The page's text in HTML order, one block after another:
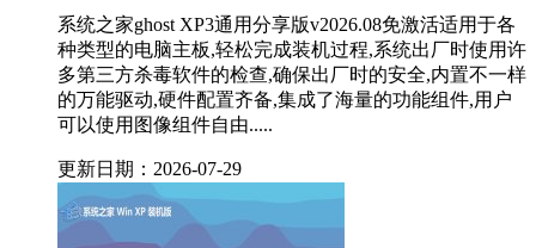
系统之家ghost XP3通用分享版v2026.08免激活适用于各
种类型的电脑主板,轻松完成装机过程,系统出厂时使用许
多第三方杀毒软件的检查,确保出厂时的安全,内置不一样
的万能驱动,硬件配置齐备,集成了海量的功能组件,用户
可以使用图像组件自由.....
更新日期：2026-07-29